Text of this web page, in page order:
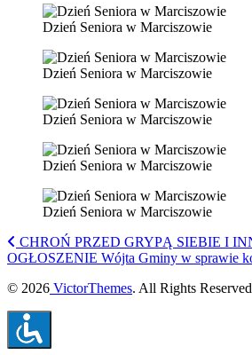
Dzień Seniora w Marciszowie
Dzień Seniora w Marciszowie
Dzień Seniora w Marciszowie
Dzień Seniora w Marciszowie
Dzień Seniora w Marciszowie
CHROŃ PRZED GRYPĄ SIEBIE I
OGŁOSZENIE Wójta Gminy w sprawie
© 2026 VictorThemes. All Rights